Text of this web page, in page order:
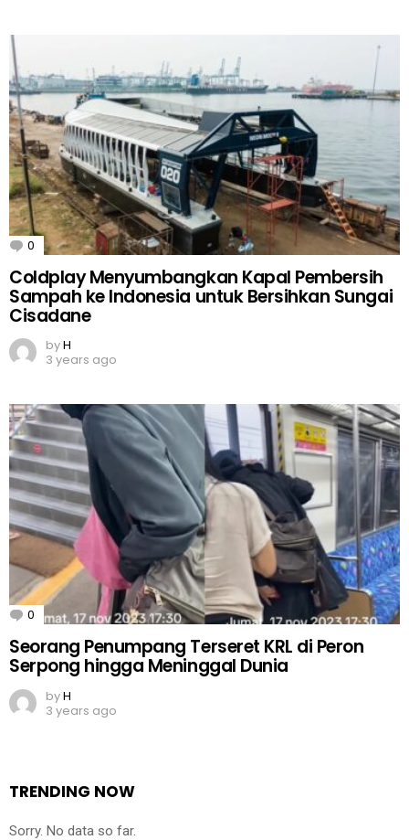
0 Comments
Coldplay Menyumbangkan Kapal Pembersih
Sampah ke Indonesia untuk Bersihkan Sungai
Cisadane
byH
3 years ago
0 Comments
Seorang Penumpang Terseret KRL di Peron
Serpong hingga Meninggal Dunia
byH
3 years ago
TRENDING NOW
Sorry. No data so far.